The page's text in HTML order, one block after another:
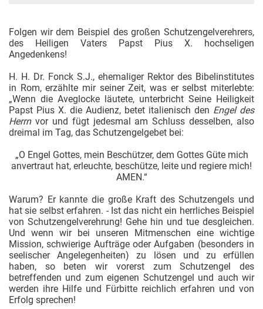
Folgen wir dem Beispiel des großen Schutzengelverehrers,
des Heiligen Vaters Papst Pius X. hochseligen
Angedenkens!
H. H. Dr. Fonck S.J., ehemaliger Rektor des Bibelinstitutes
in Rom, erzählte mir seiner Zeit, was er selbst miterlebte:
„Wenn die Aveglocke läutete, unterbricht Seine Heiligkeit
Papst Pius X. die Audienz, betet italienisch den Engel des
Herrnvor und fügt jedesmal am Schluss desselben, also
dreimal im Tag, das Schutzengelgebet bei:
„O Engel Gottes, mein Beschützer, dem Gottes Güte mich
anvertraut hat, erleuchte, beschütze, leite und regiere mich!
AMEN.“
Warum? Er kannte die große Kraft des Schutzengels und
hat sie selbst erfahren. - Ist das nicht ein herrliches Beispiel
von Schutzengelverehrung! Gehe hin und tue desgleichen.
Und wenn wir bei unseren Mitmenschen eine wichtige
Mission, schwierige Aufträge oder Aufgaben (besonders in
seelischer Angelegenheiten) zu lösen und zu erfüllen
haben, so beten wir vorerst zum Schutzengel des
betreffenden und zum eigenen Schutzengel und auch wir
werden ihre Hilfe und Fürbitte reichlich erfahren und von
Erfolg sprechen!